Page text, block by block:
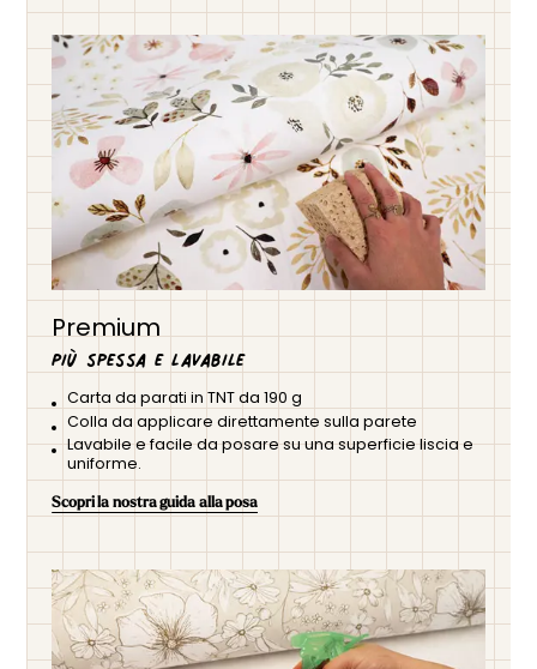
Premium
Più spessa e lavabile
Carta da parati in TNT da 190 g
Colla da applicare direttamente sulla parete
Lavabile e facile da posare su una superficie liscia e
uniforme.
Scopri la nostra guida alla posa